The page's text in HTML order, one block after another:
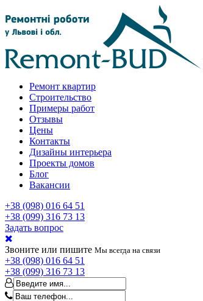
Ремонт квартир
Строительство
Примеры работ
Отзывы
Цены
Контакты
Дизайны интерьера
Проекты домов
Блог
Вакансии
+38 (098) 016 64 51
+38 (099) 316 73 13
Задать вопрос
Звоните или пишите Мы всегда на связи
+38 (098) 016 64 51
+38 (099) 316 73 13